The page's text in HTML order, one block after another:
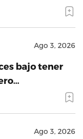
Ago 3, 2026
bajo tener
Ago 3, 2026